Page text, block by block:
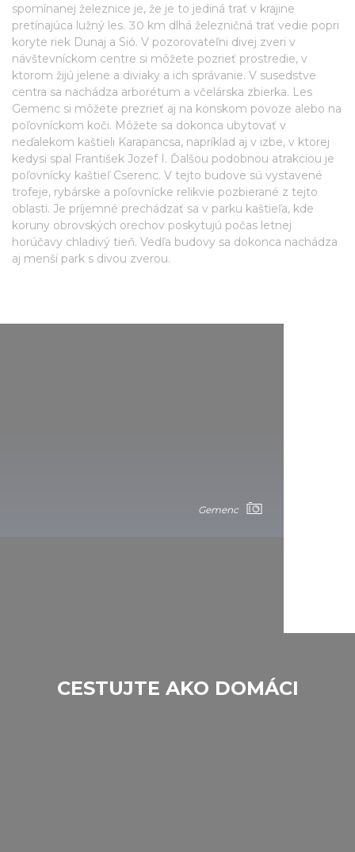
spomínanej železnice je, že je to jediná trať v krajine
pretínajúca lužný les. 30 km dlhá železničná trať vedie popri
koryte riek Dunaj a Sió. V pozorovateľni divej zveri v
návštevníckom centre si môžete pozrieť prostredie, v
ktorom žijú jelene a diviaky a ich správanie. V susedstve
centra sa nachádza arborétum a včelárska zbierka. Les
Gemenc si môžete prezrieť aj na konskom povoze alebo na
poľovníckom koči. Môžete sa dokonca ubytovať v
neďalekom kaštieli Karapancsa, napríklad aj v izbe, v ktorej
kedysi spal František Jozef I. Ďalšou podobnou atrakciou je
poľovnícky kaštieľ Cserenc. V tejto budove sú vystavené
trofeje, rybárske a poľovnícke relikvie pozbierané z tejto
oblasti. Je príjemné prechádzať sa v parku kaštieľa, kde
koruny obrovských orechov poskytujú počas letnej
horúčavy chladivý tieň. Vedľa budovy sa dokonca nachádza
aj menší park s divou zverou.
Gemenc
CESTUJTE AKO DOMÁCI